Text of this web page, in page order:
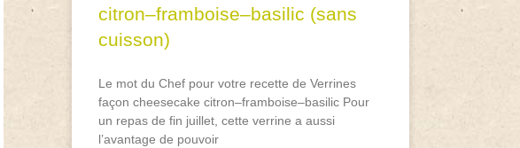
citron–framboise–basilic (sans
cuisson)
Le mot du Chef pour votre recette de Verrines
façon cheesecake citron–framboise–basilic Pour
un repas de fin juillet, cette verrine a aussi
l’avantage de pouvoir